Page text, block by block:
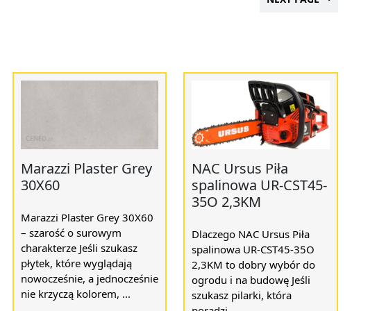
Marazzi Plaster Grey
30X60
Marazzi Plaster Grey 30X60
– szarość o surowym
charakterze Jeśli szukasz
płytek, które wyglądają
nowocześnie, a jednocześnie
nie krzyczą kolorem, ...
NAC Ursus Piła
spalinowa UR-CST45-
35O 2,3KM
Dlaczego NAC Ursus Piła
spalinowa UR-CST45-35O
2,3KM to dobry wybór do
ogrodu i na budowę Jeśli
szukasz pilarki, która